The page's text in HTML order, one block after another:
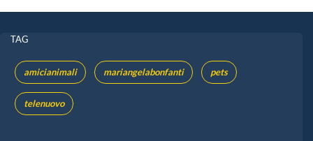
TAG
amicianimali mariangelabonfanti pets
telenuovo